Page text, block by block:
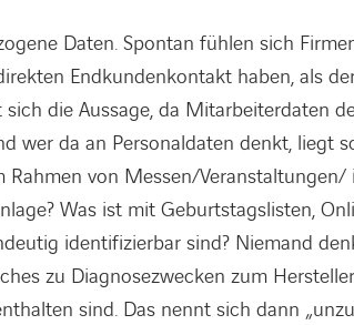
Daten. Spontan fühlen sich
Endkundenkontakt haben, als
die Aussage, da Mitarbeiterdaten
wer da an Personaldaten denkt, liegt
von Messen/Veranstaltungen/
Was ist mit Geburtstagslisten,
identifizierbar sind? Niemand
zu Diagnosezwecken zum
sind. Das nennt sich dann